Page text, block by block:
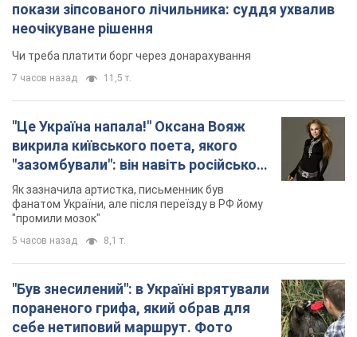
покази зіпсованого лічильника: суддя ухвалив
неочікуване рішення
Чи треба платити борг через донарахування
7 часов назад 11,5 т.
"Це Україна напала!" Оксана Вояж
викрила київського поета, якого
"зазомбували": він навіть російської
не знав, а тепер хоче геноциду
українців
Як зазначила артистка, письменник був
фанатом України, але після переїзду в РФ йому
"промили мозок"
5 часов назад 8,1 т.
"Був знесилений": в Україні врятували
пораненого грифа, який обрав для
себе нетиповий маршрут. Фото